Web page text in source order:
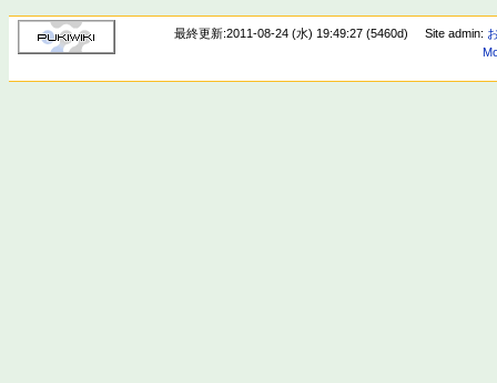
最終更新:2011-08-24 (水) 19:49:27 (5460d) Site admin: